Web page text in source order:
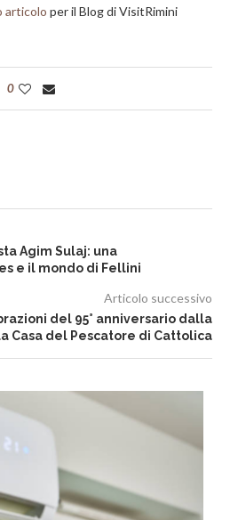
articolo per il Blog di VisitRimini
0
Agim Sulaj: una
e il mondo di Fellini
Articolo successivo
del 95° anniversario dalla
Casa del Pescatore di Cattolica